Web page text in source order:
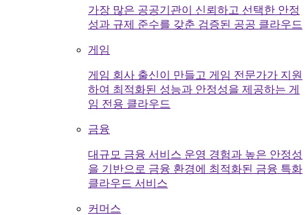
가장 많은 공공기관이 신뢰하고 선택한 안정
성과 규제 준수를 갖춘 검증된 공공 클라우드
게임
게임 회사 출신이 만들고 게임 전문가가 지원
하여 최적화된 성능과 안정성을 제공하는 게
임 전용 클라우드
금융
대규모 금융 서비스 운영 경험과 높은 안정성
을 기반으로 금융 환경에 최적화된 금융 특화
클라우드 서비스
커머스